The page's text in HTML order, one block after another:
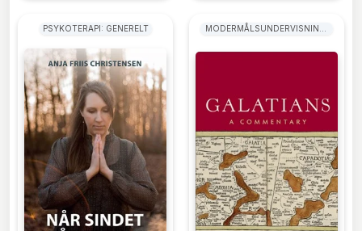
PSYKOTERAPI: GENERELT
MODERMÅLSUNDERVISNING: